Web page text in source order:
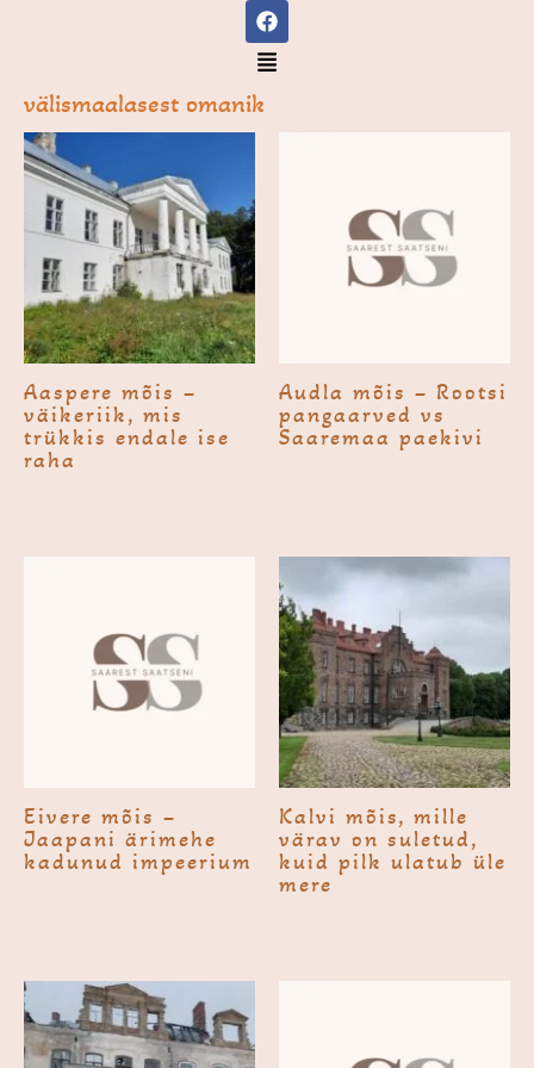
F
a
c
e
Menu
välismaalasest omanik
Aaspere mõis –
väikeriik, mis
trükkis endale ise
raha
Audla mõis – Rootsi
pangaarved vs
Saaremaa paekivi
Eivere mõis –
Jaapani ärimehe
kadunud impeerium
Kalvi mõis, mille
värav on suletud,
kuid pilk ulatub üle
mere